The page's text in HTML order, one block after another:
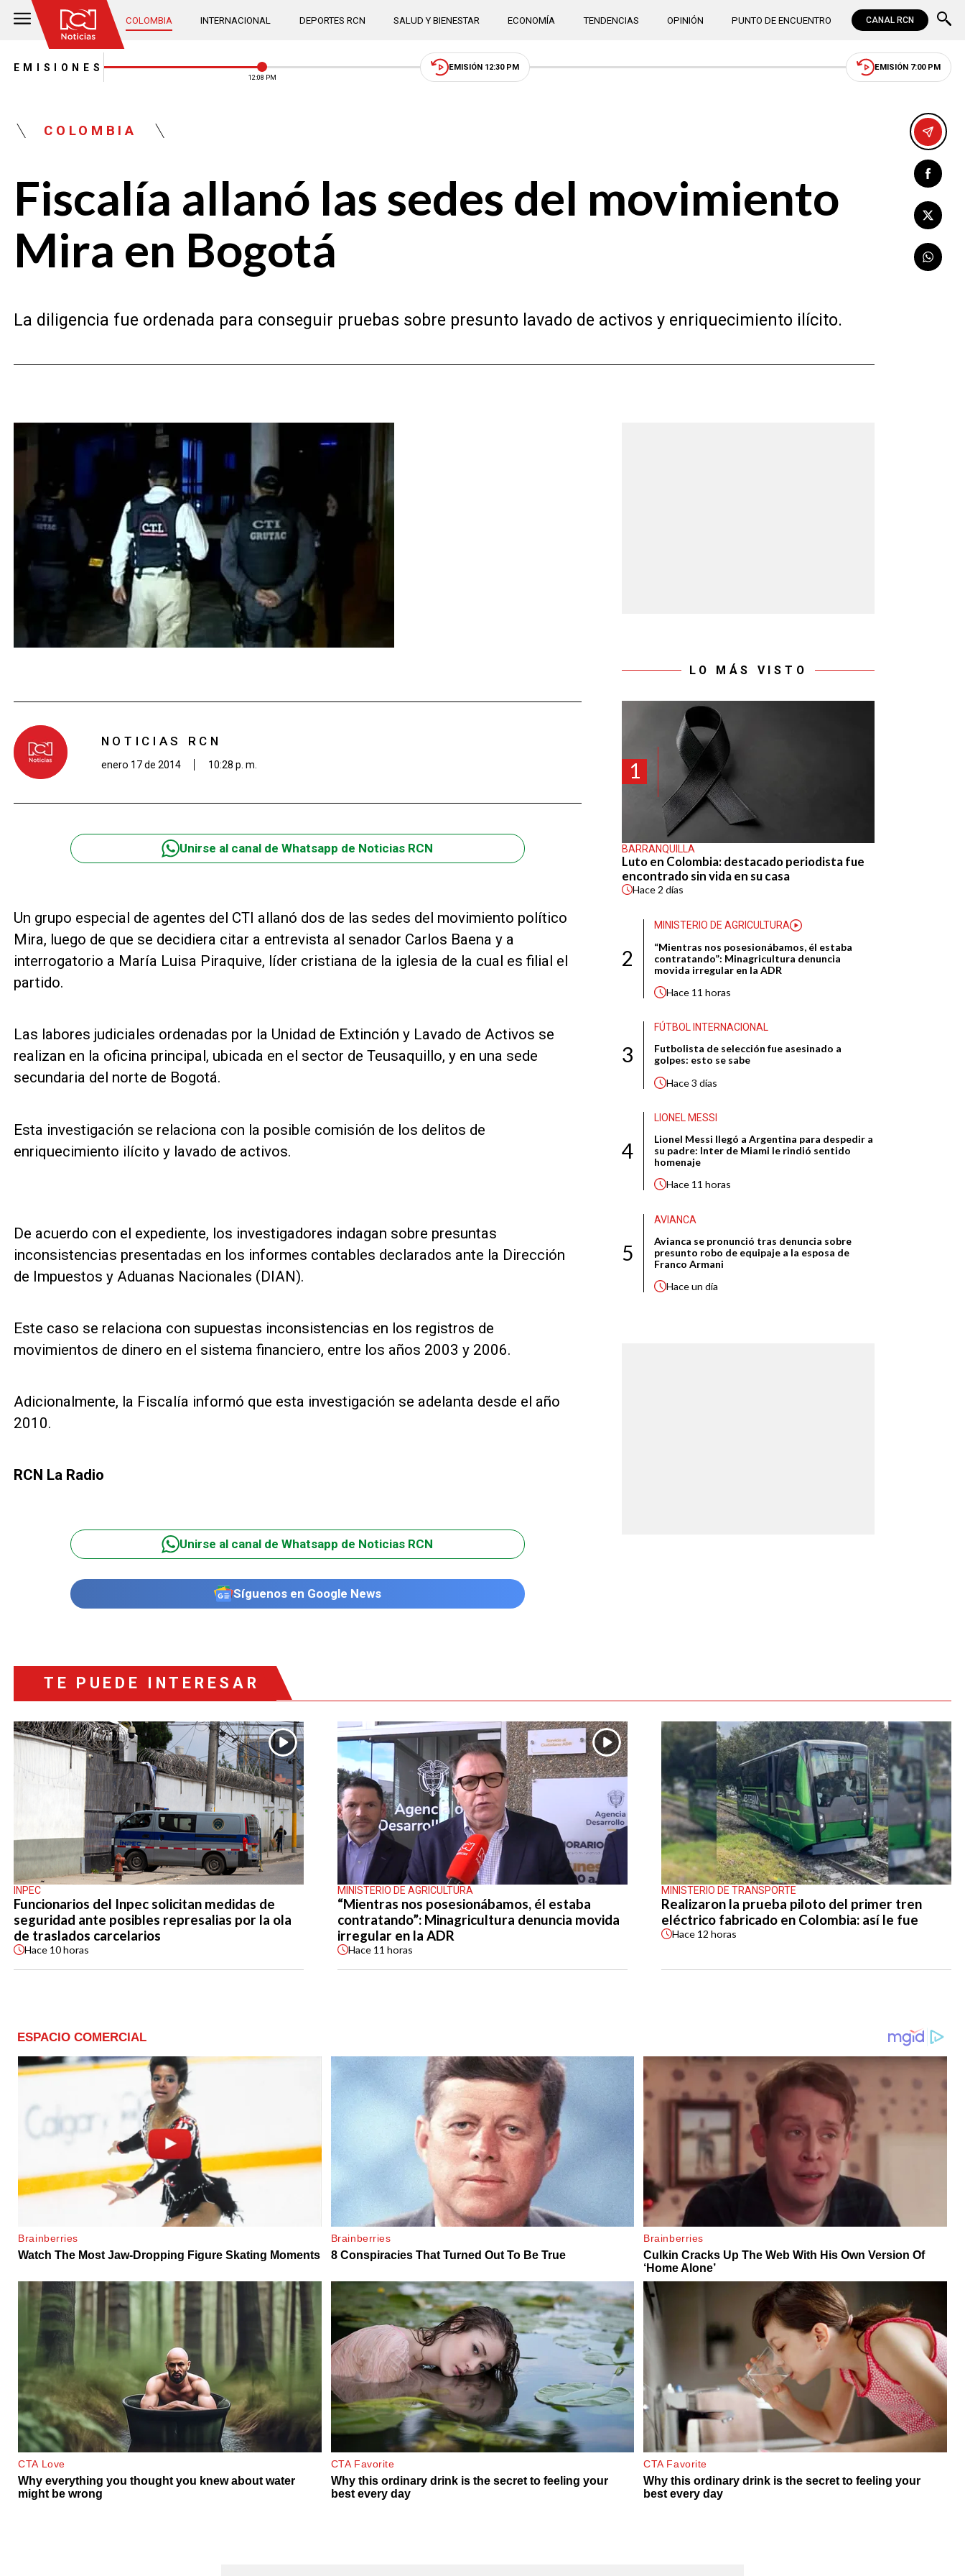
COLOMBIA INTERNACIONAL DEPORTES RCN SALUD Y BIENESTAR ECONOMÍA TENDENCIAS OPINIÓN PUNTO DE ENCUENTRO CANAL RCN
EMISIONES
12:08 PM
EMISIÓN 12:30 PM EMISIÓN 7:00 PM
COLOMBIA
Fiscalía allanó las sedes del movimiento
Mira en Bogotá
La diligencia fue ordenada para conseguir pruebas sobre presunto lavado de activos y enriquecimiento ilícito.
NOTICIAS RCN
enero 17 de 2014 10:28 p. m.
Unirse al canal de Whatsapp de Noticias RCN
Un grupo especial de agentes del CTI allanó dos de las sedes del movimiento político
Mira, luego de que se decidiera citar a entrevista al senador Carlos Baena y a
interrogatorio a María Luisa Piraquive, líder cristiana de la iglesia de la cual es filial el
partido.
Las labores judiciales ordenadas por la Unidad de Extinción y Lavado de Activos se
realizan en la oficina principal, ubicada en el sector de Teusaquillo, y en una sede
secundaria del norte de Bogotá.
Esta investigación se relaciona con la posible comisión de los delitos de
enriquecimiento ilícito y lavado de activos.
De acuerdo con el expediente, los investigadores indagan sobre presuntas
inconsistencias presentadas en los informes contables declarados ante la Dirección
de Impuestos y Aduanas Nacionales (DIAN).
Este caso se relaciona con supuestas inconsistencias en los registros de
movimientos de dinero en el sistema financiero, entre los años 2003 y 2006.
Adicionalmente, la Fiscalía informó que esta investigación se adelanta desde el año
2010.
RCN La Radio
Unirse al canal de Whatsapp de Noticias RCN
Síguenos en Google News
LO MÁS VISTO
1
BARRANQUILLA
Luto en Colombia: destacado periodista fue
encontrado sin vida en su casa
Hace2 días
2
MINISTERIO DE AGRICULTURA
“Mientras nos posesionábamos, él estaba
contratando”: Minagricultura denuncia
movida irregular en la ADR
Hace 11 horas
3
FÚTBOL INTERNACIONAL
Futbolista de selección fue asesinado a
golpes: esto se sabe
Hace3 días
4
LIONEL MESSI
Lionel Messi llegó a Argentina para despedir a
su padre: Inter de Miami le rindió sentido
homenaje
Hace 11 horas
5
AVIANCA
Avianca se pronunció tras denuncia sobre
presunto robo de equipaje a la esposa de
Franco Armani
Haceun día
TE PUEDE INTERESAR
INPEC
Funcionarios del Inpec solicitan medidas de
seguridad ante posibles represalias por la ola
de traslados carcelarios
Hace 10 horas
MINISTERIO DE AGRICULTURA
“Mientras nos posesionábamos, él estaba
contratando”: Minagricultura denuncia movida
irregular en la ADR
Hace 11 horas
MINISTERIO DE TRANSPORTE
Realizaron la prueba piloto del primer tren
eléctrico fabricado en Colombia: así le fue
Hace 12 horas